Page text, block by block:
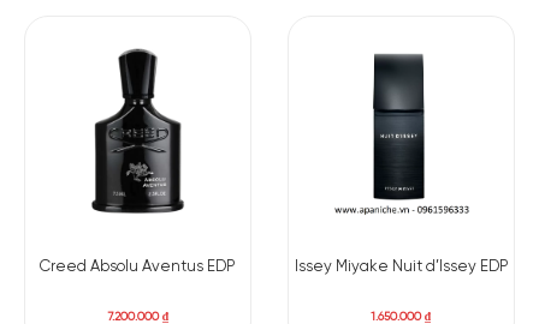
Creed Absolu Aventus EDP
7.200.000₫
Issey Miyake Nuit d’Issey EDP
1.650.000₫